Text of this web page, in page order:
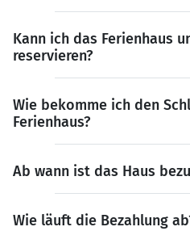
Kann ich das Ferienhaus
reservieren?
Wie bekomme ich den
Ferienhaus?
Ab wann ist das Haus
Wie läuft die Bezahlung